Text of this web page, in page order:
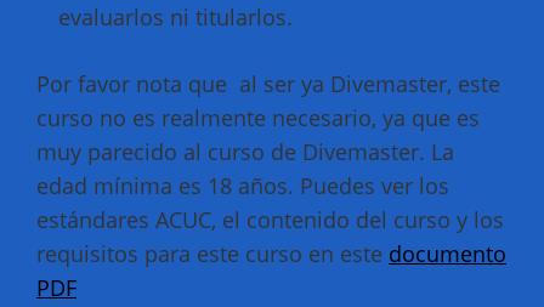
evaluarlos ni titularlos.
Por favor nota que al ser ya Divemaster, este
curso no es realmente necesario, ya que es
muy parecido al curso de Divemaster. La
edad mínima es 18 años. Puedes ver los
estándares ACUC, el contenido del curso y los
requisitos para este curso en este documento
PDF